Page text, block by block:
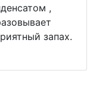
,
запах.